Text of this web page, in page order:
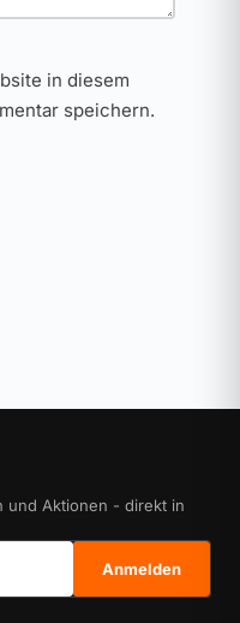
in diesem
speichern.
und Aktionen - direkt in
Anmelden